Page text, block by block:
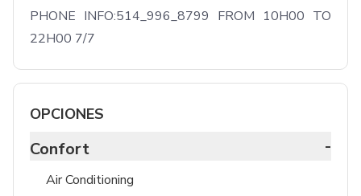
PHONE INFO:514_996_8799 FROM 10H00 TO
22H00 7/7
OPCIONES
Confort -
Air Conditioning